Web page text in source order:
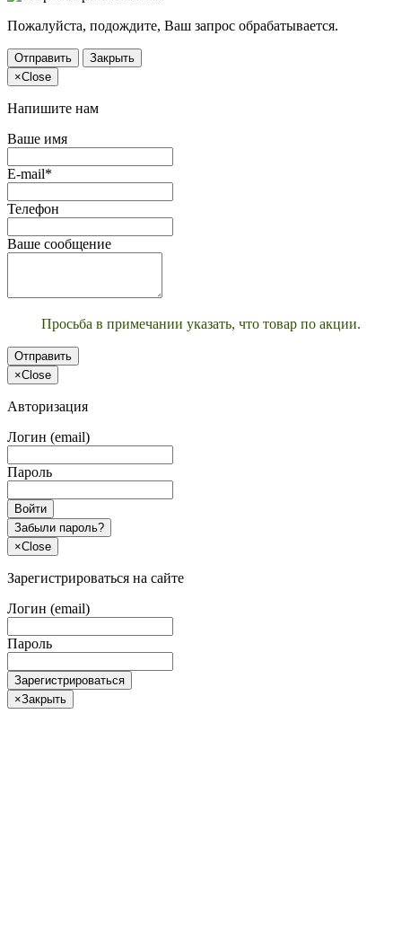
Пожалуйста, подождите, Ваш запрос обрабатывается.
Отправить
Закрыть
×Close
Напишите нам
Ваше имя
E-mail*
Телефон
Ваше сообщение
Просьба в примечании указать, что товар по акции.
Отправить
×Close
Авторизация
Логин (email)
Пароль
Войти
Забыли пароль?
×Close
Зарегистрироваться на сайте
Логин (email)
Пароль
Зарегистрироваться
×Закрыть